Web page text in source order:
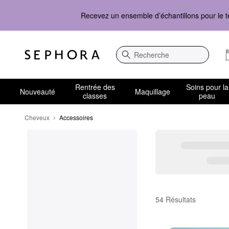
Recevez un ensemble d’échantillons pour le
Recherche
Nouveauté
Rentrée des
classes
Maquillage
Soins pour la
peau
Cheveux Accessoires
Accessoires
54 Résultats